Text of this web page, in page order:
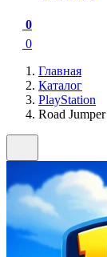
0
0
Главная
Каталог
PlayStation
Road Jumper